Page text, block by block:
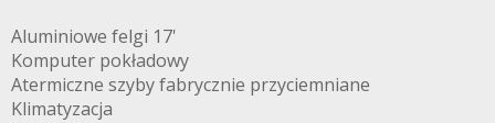
Aluminiowe felgi 17'
Komputer pokładowy
Atermiczne szyby fabrycznie przyciemniane
Klimatyzacja